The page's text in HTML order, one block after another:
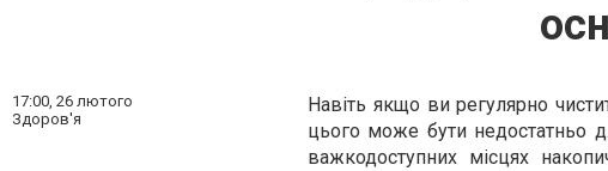
17:00, 26 лютого
Здоров'я
Навіть якщо ви регулярно
цього може бути недостатньо
важкодоступних місцях